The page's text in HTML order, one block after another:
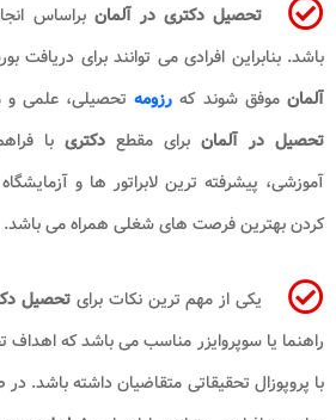
تحصیل دکتری در آلمان براساس
باشد. بنابراین افرادی می توانند برای
آلمانموفق شوند که رزومهتحصیلی، علمی و
تحصیل در آلمان برای مقطع دکتری با
آموزشی، پیشرفته ترین لابراتور ها و
کردن بهترین فرصت های شغلی همراه می باشد.
یکی از مهم ترین نکات برای تحصیل
راهنما یا سوپروایزر مناسب می باشد که
با پروپوزال تحقیقاتی متقاضیان داشته باشد.